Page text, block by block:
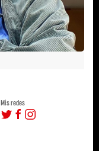
Mis redes